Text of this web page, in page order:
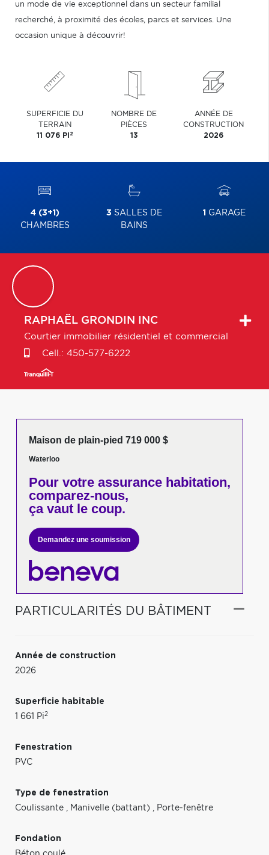
un mode de vie exceptionnel dans un secteur familial
recherché, à proximité des écoles, parcs et services. Une
occasion unique à découvrir!
SUPERFICIE DU
TERRAIN
11 076 PI 2
NOMBRE DE
PIÈCES
13
ANNÉE DE
CONSTRUCTION
2026
4 (3+1)
CHAMBRES
3 SALLES DE
BAINS
1 GARAGE
RAPHAËL GRONDIN INC
Courtier immobilier résidentiel et commercial
Cell.: 450-577-6222
Maison de plain-pied 719 000 $
Waterloo
Pour votreassurance habitation,
comparez-nous,
ça vaut le coup.
Demandez une soumission
PARTICULARITÉS DU BÂTIMENT
Année de construction
2026
Superficie habitable
1 661 Pi2
Fenestration
PVC
Type de fenestration
Coulissante , Manivelle (battant) , Porte-fenêtre
Fondation